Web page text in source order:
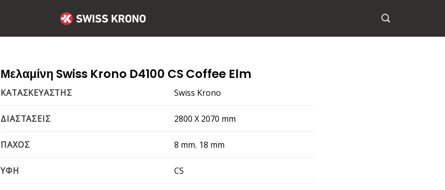
Μελαμίνη Swiss Krono D4100 CS Coffee Elm
ΚΑΤΑΣΚΕΥΑΣΤΗΣ Swiss Krono
ΔΙΑΣΤΑΣΕΙΣ 2800 Χ 2070 mm
ΠΑΧΟΣ 8 mm, 18 mm
ΥΦΗ CS